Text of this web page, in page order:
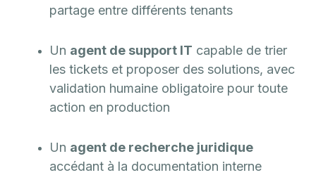
partage entre différents tenants
Un agent de support IT capable de trier
les tickets et proposer des solutions, avec
validation humaine obligatoire pour toute
action en production
Un agent de recherche juridique
accédant à la documentation interne